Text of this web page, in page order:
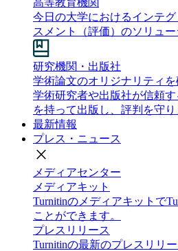
高等教育機関
今日の大学におけるインテ
スメント（評価）のソリュ
研究機関・出版社
学術論文のオリジナリティ
学術研究者や出版社が信頼
を持って出版し、評判を守り
最新情報
プレス・ニュース
close
メディアセンター
メディアキット
Turnitinのメディアキットで
ことができます。
プレスリリース
Turnitinの最新のプレスリリ